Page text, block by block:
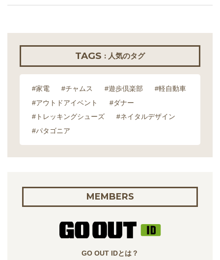
TAGS : 人気のタグ
#家電 #チャムス #遊歩倶楽部
#軽自動車
#アウトドアイベント
#ダナー
#トレッキングシューズ
#ネイタルデザイン
#パタゴニア
MEMBERS
GO OUT IDとは？